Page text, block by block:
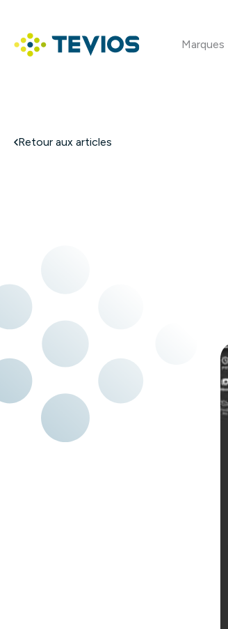
contenu
Marques
Retour aux articles